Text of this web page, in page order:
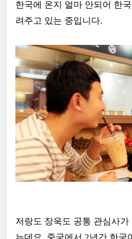
한국에 온지 얼마 안되어 한
려주고 있는 중입니다.
저랑도 장욱도 공통 관심사